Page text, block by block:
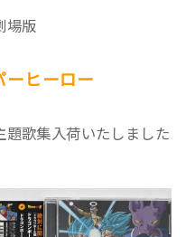
場版
ーヒーロー
題歌集入荷いたしました